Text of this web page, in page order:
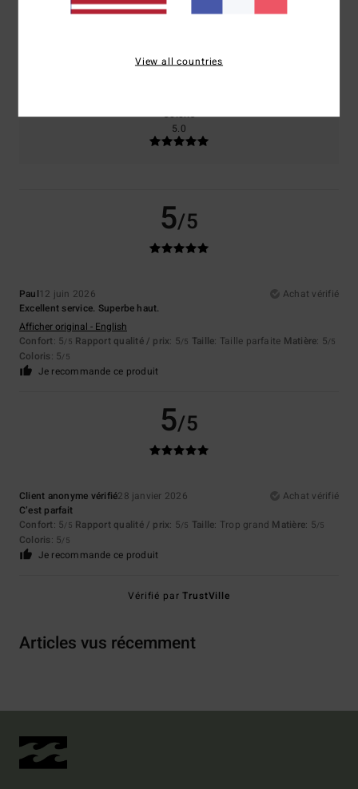
Coloris
5.0
5/5
Paul12 juin 2026
Achat vérifié
Excellent service. Superbe haut.
Afficher original - English
Confort: 5/5 Rapport qualité / prix: 5/5 Taille: Taille parfaite Matière: 5/5
Coloris: 5/5
Je recommande ce produit
5/5
Client anonyme vérifié28 janvier 2026
Achat vérifié
C’est parfait
Confort: 5/5 Rapport qualité / prix: 5/5 Taille: Trop grand Matière: 5/5
Coloris: 5/5
Je recommande ce produit
Vérifié parTrustVille
Articles vus récemment
View all countries